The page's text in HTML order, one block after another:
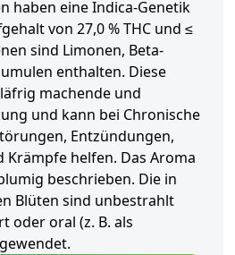
haben eine Indica-Genetik
von 27,0 % THC und ≤
sind Limonen, Beta-
enthalten. Diese
machende und
und kann bei Chronische
Entzündungen,
helfen. Das Aroma
beschrieben. Die in
Blüten sind unbestrahlt
oder oral (z. B. als